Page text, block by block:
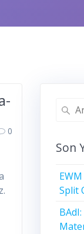
0
Arama:
Son
Split